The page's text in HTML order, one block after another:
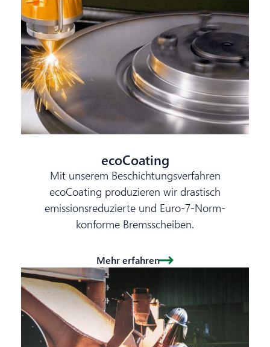
ecoCoating
Mit unserem Beschichtungsverfahren
ecoCoating produzieren wir drastisch
emissionsreduzierte und Euro-7-Norm-
konforme Bremsscheiben.
Mehr erfahren